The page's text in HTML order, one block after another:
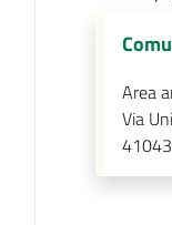
Area
Via
41043